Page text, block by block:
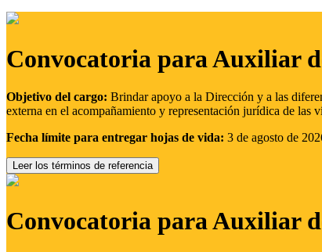
Convocatoria para Auxiliar
Objetivo del cargo: Brindar apoyo a la Dirección y a las
externa en el acompañamiento y representación jurídica de las
Fecha límite para entregar hojas de vida: 3 de agosto de
Leer los términos de referencia
Convocatoria para Auxiliar